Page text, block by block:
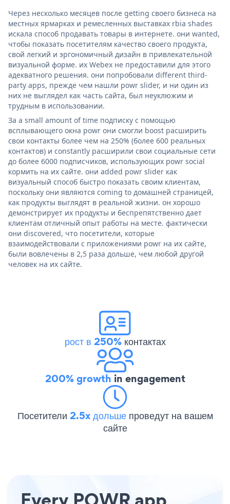
Через несколько месяцев после getting своего бизнеса на
местных ярмарках и ремесленных выставках rbia shades
искала способ продавать товары в интернете. они wanted,
чтобы показать посетителям качество своего продукта,
свой легкий и эргономичный дизайн в привлекательной
визуальной форме. их Webex не предоставили для этого
адекватного решения. они попробовали different third-
party apps, прежде чем нашли powr slider, и ни один из
них не выглядел как часть сайта, был неуклюжим и
трудным в использовании.
За a small amount of time подписку с помощью
всплывающего окна powr они смогли boost расширить
свои контакты более чем на 250% (более 600 реальных
контактов) и constantly расширили свои социальные сети
до более 6000 подписчиков, использующих powr social
кормить на их сайте. они added powr slider как
визуальный способ быстро показать своим клиентам,
поскольку они являются coming to домашней страницей,
как продукты выглядят в реальной жизни. он хорошо
демонстрирует их продукты и беспрепятственно дает
клиентам отличный опыт работы на месте. фактически
они discovered, что посетители, которые
взаимодействовали с приложениями powr на их сайте,
были вовлечены в 2,5 раза дольше, чем любой другой
человек на их сайте.
рост в 250%контактах
200% growth in engagement
Посетители 2.5x дольше проведут на вашем
сайте